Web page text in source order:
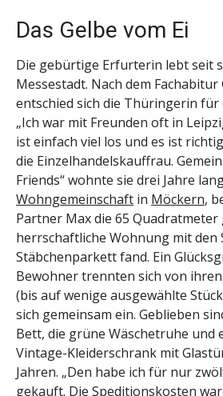
Das Gelbe vom Ei
Die gebürtige Erfurterin lebt seit
Messestadt. Nach dem
entschied sich die Thüringerin für
„Ich war mit Freunden oft in
ist einfach viel los und es ist
die Einzelhandelskauffrau.
Friends“ wohnte sie drei Jahre
Wohngemeinschaft in Möckern,
Partner Max die 65
herrschaftliche Wohnung mit den
Stäbchenparkett fand. Ein
Bewohner trennten sich von
(bis auf wenige ausgewählte
sich gemeinsam ein. Geblieben
Bett, die grüne Wäschetruhe und
Vintage-Kleiderschrank mit
Jahren. „Den habe ich für nur
gekauft. Die Speditionskosten